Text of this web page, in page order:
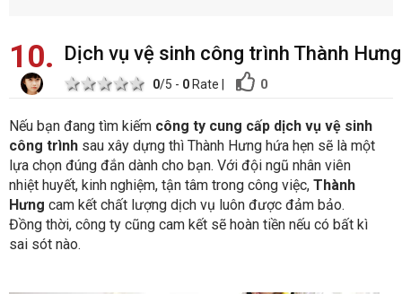
10 Dịch vụ vệ sinh công trình Thành Hưng
5 stars
4 stars
3 stars
2 stars
1 star 0/5 - 0Rate 0
Nếu bạn đang tìm kiếm công ty cung cấp dịch vụ vệ sinh
công trình sau xây dựng thì Thành Hưng hứa hẹn sẽ là một
lựa chọn đúng đắn dành cho bạn. Với đội ngũ nhân viên
nhiệt huyết, kinh nghiệm, tận tâm trong công việc, Thành
Hưng cam kết chất lượng dịch vụ luôn được đảm bảo.
Đồng thời, công ty cũng cam kết sẽ hoàn tiền nếu có bất kì
sai sót nào.